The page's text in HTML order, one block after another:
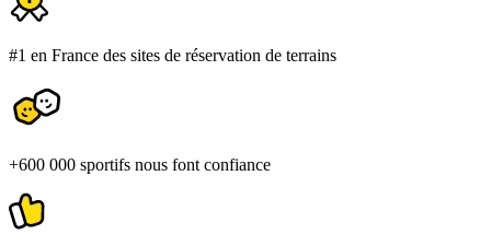
#1 en France des sites de réservation de terrains
+600 000 sportifs nous font confiance